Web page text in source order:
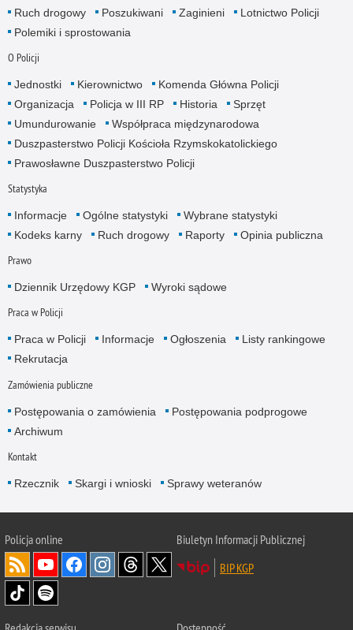
Ruch drogowy
Poszukiwani Zaginieni
Lotnictwo Policji
Polemiki i sprostowania
O Policji
Jednostki Kierownictwo
Komenda Główna Policji
Organizacja
Policja w III RP Historia
Sprzęt
Umundurowanie
Współpraca międzynarodowa
Duszpasterstwo Policji Kościoła Rzymskokatolickiego
Prawosławne Duszpasterstwo Policji
Statystyka
Informacje Ogólne statystyki
Wybrane statystyki
Kodeks karny
Ruch drogowy Raporty Opinia publiczna
Prawo
Dziennik Urzędowy KGP Wyroki sądowe
Praca w Policji
Praca w Policji Informacje Ogłoszenia
Listy rankingowe
Rekrutacja
Zamówienia publiczne
Postępowania o zamówienia
Postępowania podprogowe
Archiwum
Kontakt
Rzecznik Skargi i wnioski Sprawy weteranów
Policjaonline
Biuletyn Informacji Publicznej
BIP KGP